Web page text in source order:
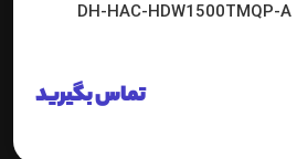
تماس بگیرید